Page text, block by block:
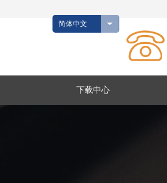
简体中文
下载中心